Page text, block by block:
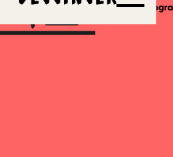
gerne in unseremaktuellen